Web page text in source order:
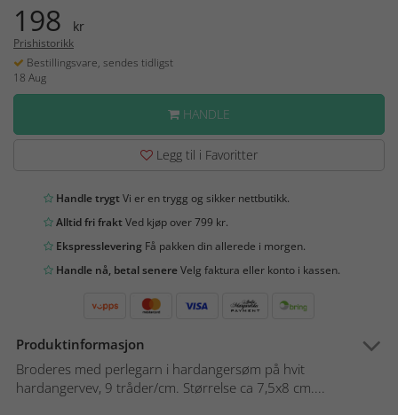
198 kr
Prishistorikk
Bestillingsvare, sendes tidligst
18 Aug
HANDLE
Legg til i Favoritter
Handle trygtVi er en trygg og sikker nettbutikk.
Alltid fri fraktVed kjøp over 799 kr.
Ekspresslevering Få pakken din allerede i morgen.
Handle nå, betal senereVelg faktura eller konto i kassen.
Produktinformasjon
Broderes med perlegarn i hardangersøm på hvit
hardangervev, 9 tråder/cm. Størrelse ca 7,5x8 cm....